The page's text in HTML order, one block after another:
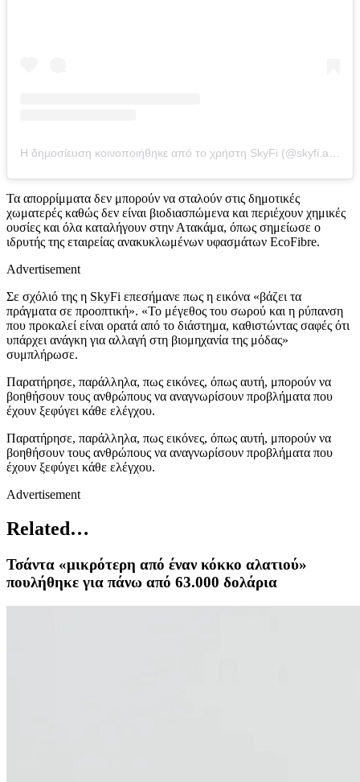
Τα απορρίμματα δεν μπορούν να σταλούν στις δημοτικές
χωματερές καθώς δεν είναι βιοδιασπώμενα και περιέχουν χημικές
ουσίες και όλα καταλήγουν στην Ατακάμα, όπως σημείωσε ο
ιδρυτής της εταιρείας ανακυκλωμένων υφασμάτων EcoFibre.
Advertisement
Σε σχόλιό της η SkyFi επεσήμανε πως η εικόνα «βάζει τα
πράγματα σε προοπτική». «Το μέγεθος του σωρού και η ρύπανση
που προκαλεί είναι ορατά από το διάστημα, καθιστώντας σαφές ότι
υπάρχει ανάγκη για αλλαγή στη βιομηχανία της μόδας»
συμπλήρωσε.
Παρατήρησε, παράλληλα, πως εικόνες, όπως αυτή, μπορούν να
βοηθήσουν τους ανθρώπους να αναγνωρίσουν προβλήματα που
έχουν ξεφύγει κάθε ελέγχου.
Παρατήρησε, παράλληλα, πως εικόνες, όπως αυτή, μπορούν να
βοηθήσουν τους ανθρώπους να αναγνωρίσουν προβλήματα που
έχουν ξεφύγει κάθε ελέγχου.
Advertisement
Related…
Τσάντα «μικρότερη από έναν κόκκο αλατιού»
πουλήθηκε για πάνω από 63.000 δολάρια